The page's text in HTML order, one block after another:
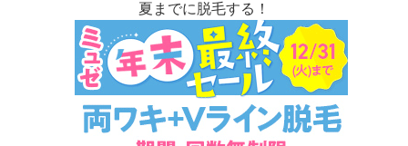
夏までに脱毛する！